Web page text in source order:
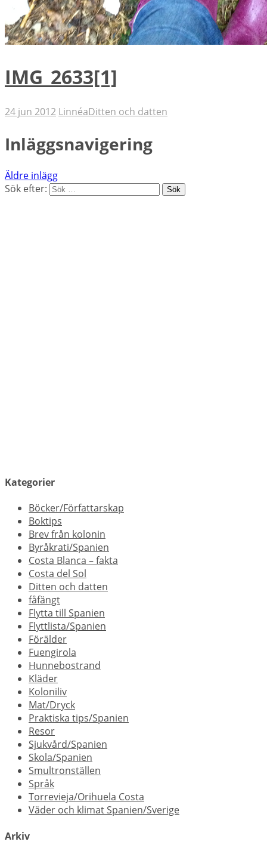
IMG_2633[1]
24 jun 2012 LinnéaDitten och datten
Inläggsnavigering
Äldre inlägg
Sök efter:
Kategorier
Böcker/Författarskap
Boktips
Brev från kolonin
Byråkrati/Spanien
Costa Blanca – fakta
Costa del Sol
Ditten och datten
fåfängt
Flytta till Spanien
Flyttlista/Spanien
Förälder
Fuengirola
Hunnebostrand
Kläder
Koloniliv
Mat/Dryck
Praktiska tips/Spanien
Resor
Sjukvård/Spanien
Skola/Spanien
Smultronställen
Språk
Torrevieja/Orihuela Costa
Väder och klimat Spanien/Sverige
Arkiv